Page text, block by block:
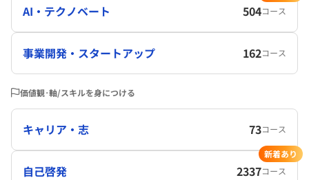
AI・テクノベート 504コース
事業開発・スタートアップ 162コース
価値観･軸/スキルを身につける
キャリア・志 73コース
自己啓発 2337コース
新着あり